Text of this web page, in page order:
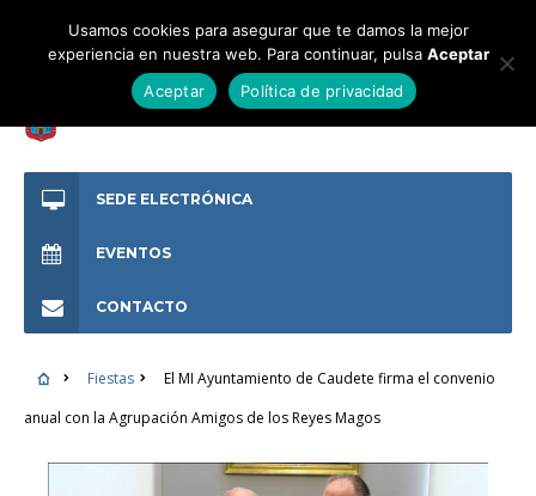
SEDE ELECTRÓNICA
EVENTOS
CONTACTO
Fiestas
El MI Ayuntamiento de Caudete firma el convenio
anual con la Agrupación Amigos de los Reyes Magos
Usamos cookies para asegurar que te damos la mejor
experiencia en nuestra web. Para continuar, pulsa Aceptar
Aceptar
Política de privacidad